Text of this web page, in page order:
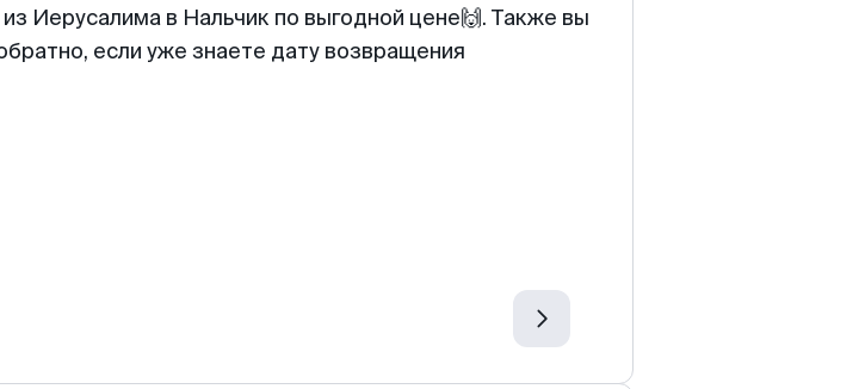
Иерусалима в Нальчик по выгодной цене🙌. Также вы
если уже знаете дату возвращения